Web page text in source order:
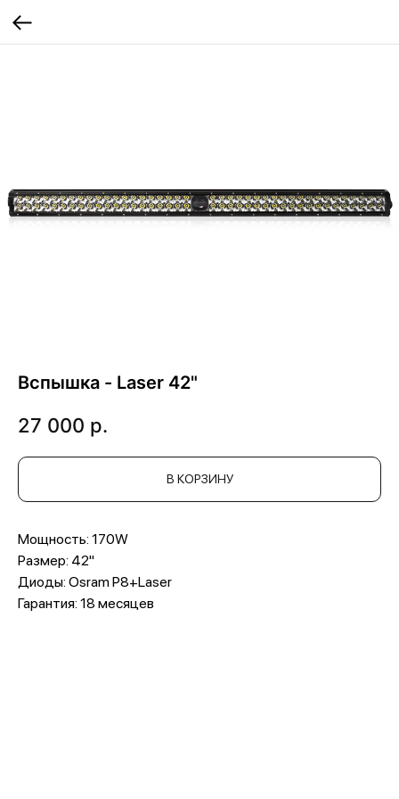
Вспышка - Laser 42"
27 000 р.
В КОРЗИНУ
Мощность: 170W
Размер: 42"
Диоды: Osram P8+Laser
Гарантия: 18 месяцев